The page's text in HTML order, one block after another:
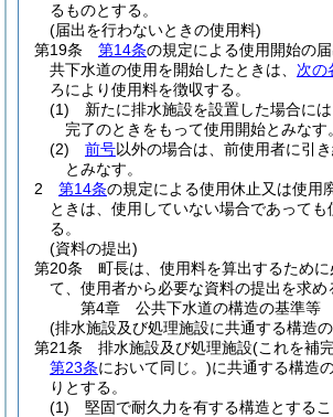
るものとする。
(届出を行わないときの使用料)
第19条
第14条の規定による使用開始の
共下水道の使用を開始したときは、 次の
ろにより使用料を徴収する。
(1)
新たに排水施設を設置した場合に
完了のときをもって使用開始とみなす。
(2)
前号以外の場合は、前使用者に引
とみなす。
2
第14条の規定による使用休止又は使用
ときは、使用していない場合であっても
る。
(資料の提出)
第20条
町長は、使用料を算出するため
て、使用者から必要な資料の提出を求め
第4章
公共下水道の構造の基準等
(排水施設及び処理施設に共通する構造
第21条
排水施設及び処理施設(これを補
第23条において同じ。)に共通する構造
りとする。
(1)
堅固で耐久力を有する構造とするこ